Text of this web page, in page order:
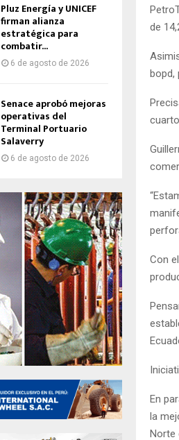
de
bopd,
Con
En
la
Norte
Pluz Energía y UNICEF
firman alianza
estratégica para
combatir...
6 de agosto de 2026
Senace aprobó mejoras
operativas del
Terminal Portuario
Salaverry
6 de agosto de 2026